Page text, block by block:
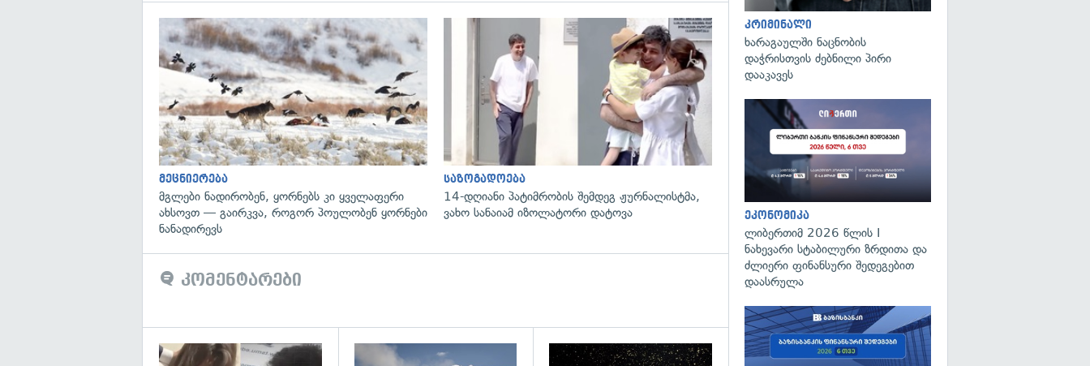
მეცნიერება
მგლები ნადირობენ, ყორნებს კი ყველაფერი
ახსოვთ — გაირკვა, როგორ პოულობენ ყორნები
ნანადირევს
გადახედვა
საზოგადოება
14-დღიანი პატიმრობის შემდეგ ჟურნალისტმა,
ვახო სანაიამ იზოლატორი დატოვა
კომენტარები
გადახედვა გადახედვა გადახედვა
კრიმინალი
ხარაგაულში ნაცნობის
დაჭრისთვის ძებნილი პირი
დააკავეს
ეკონომიკა
ლიბერთიმ 2026 წლის I
ნახევარი სტაბილური ზრდითა და
ძლიერი ფინანსური შედეგებით
დაასრულა